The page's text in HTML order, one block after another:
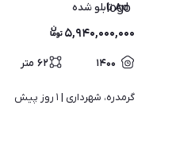
Ad تابلو شده
۵,۹۴۰,۰۰۰,۰۰۰
۱۴۰۰ ۶۲ متر
گرمدره، شهرداری | ۱ روز پیش